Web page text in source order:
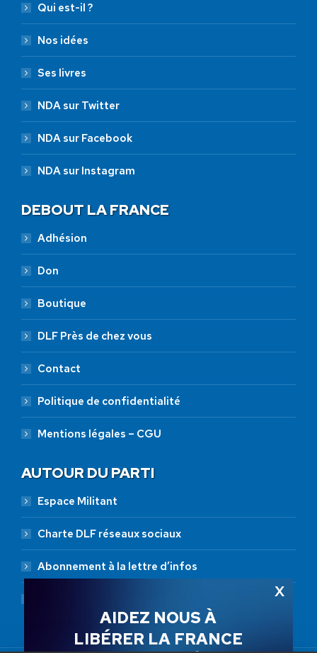
Qui est-il ?
Nos idées
Ses livres
NDA sur Twitter
NDA sur Facebook
NDA sur Instagram
DEBOUT LA FRANCE
Adhésion
Don
Boutique
DLF Près de chez vous
Contact
Politique de confidentialité
Mentions légales – CGU
AUTOUR DU PARTI
Espace Militant
Charte DLF réseaux sociaux
Abonnement à la lettre d’infos
AIDEZ NOUS À
LIBÉRER LA FRANCE